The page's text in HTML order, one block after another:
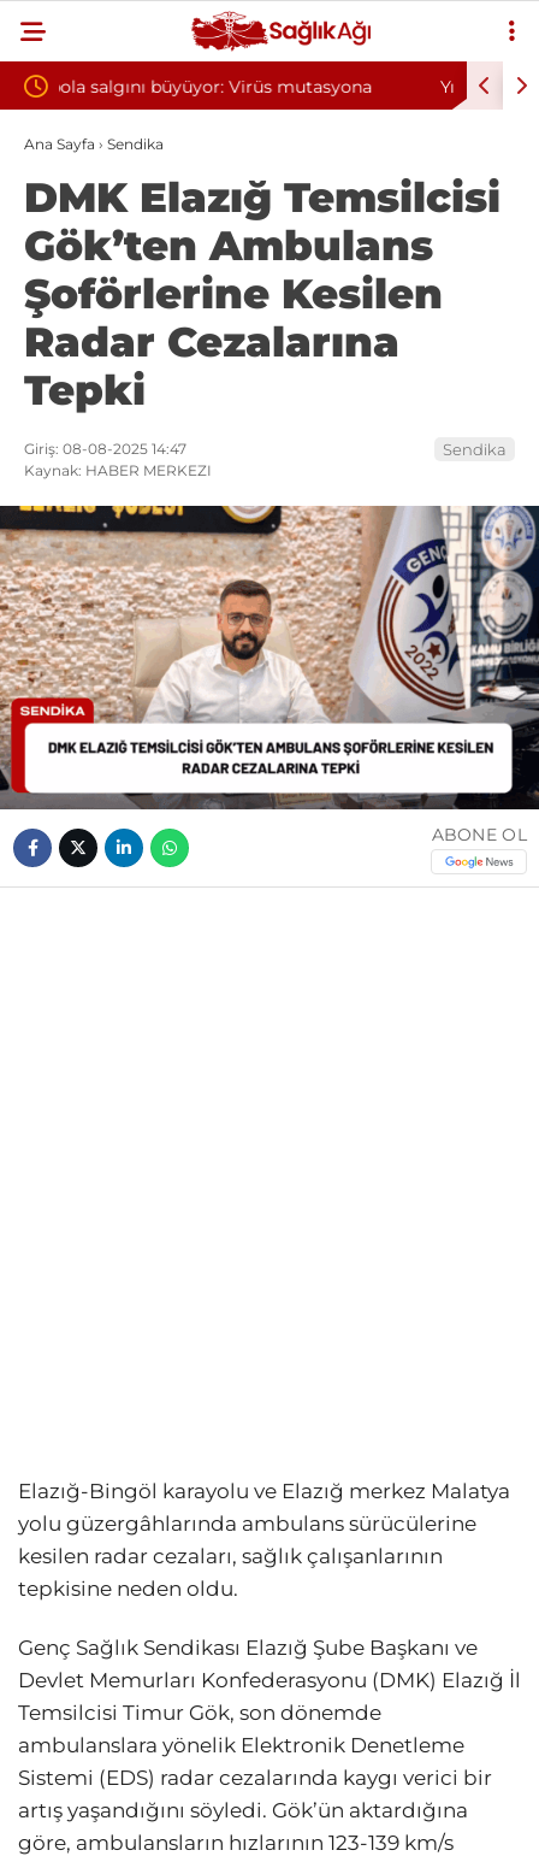
Yılın ilk 6 ayında 10 bini aşkın hasta hiperbarik
oksijen tedavisinden yararlandı
Ana Sayfa › Sendika
DMK Elazığ Temsilcisi
Gök’ten Ambulans
Şoförlerine Kesilen
Radar Cezalarına
Tepki
Giriş: 08-08-2025 14:47
Kaynak: HABER MERKEZI
Sendika
ABONE OL
Elazığ-Bingöl karayolu ve Elazığ merkez Malatya
yolu güzergâhlarında ambulans sürücülerine
kesilen radar cezaları, sağlık çalışanlarının
tepkisine neden oldu.
Genç Sağlık Sendikası Elazığ Şube Başkanı ve
Devlet Memurları Konfederasyonu (DMK) Elazığ İl
Temsilcisi Timur Gök, son dönemde
ambulanslara yönelik Elektronik Denetleme
Sistemi (EDS) radar cezalarında kaygı verici bir
artış yaşandığını söyledi. Gök’ün aktardığına
göre, ambulansların hızlarının 123-139 km/s